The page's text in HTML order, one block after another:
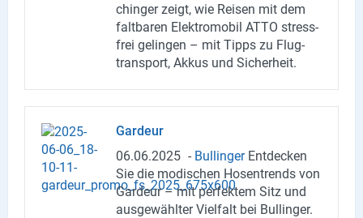
chin­ger zeigt, wie Rei­sen mit dem
falt­ba­ren Elek­tro­mo­bil ATTO stress­
frei ge­lin­gen – mit Tipps zu Flug­
trans­port, Akkus und Si­cher­heit.
Gar­deur
06.06.2025 - Bul­lin­ger Ent­de­cken
Sie die mo­di­schen Ho­sen­trends von
Gar­deur – mit per­fek­tem Sitz und
aus­ge­wähl­ter Viel­falt bei Bul­lin­ger.